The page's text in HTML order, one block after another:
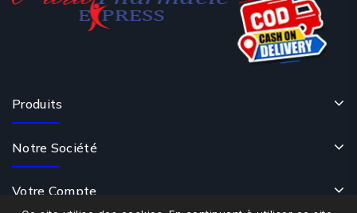
Produits
Notre Société
Votre Compte